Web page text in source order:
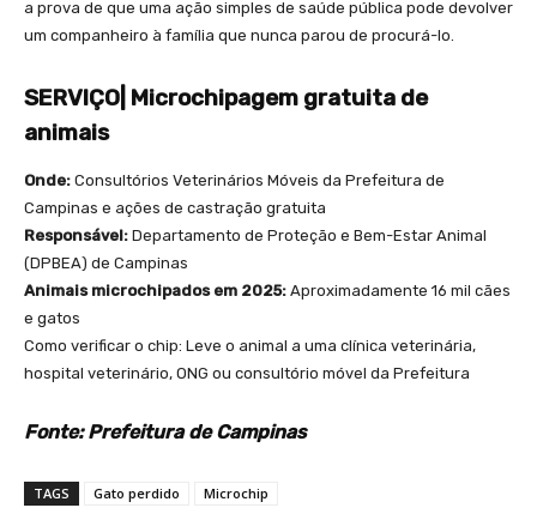
a prova de que uma ação simples de saúde pública pode devolver
um companheiro à família que nunca parou de procurá-lo.
SERVIÇO| Microchipagem gratuita de
animais
Onde: Consultórios Veterinários Móveis da Prefeitura de
Campinas e ações de castração gratuita
Responsável: Departamento de Proteção e Bem-Estar Animal
(DPBEA) de Campinas
Animais microchipados em 2025: Aproximadamente 16 mil cães
e gatos
Como verificar o chip: Leve o animal a uma clínica veterinária,
hospital veterinário, ONG ou consultório móvel da Prefeitura
Fonte: Prefeitura de Campinas
TAGS Gato perdido Microchip